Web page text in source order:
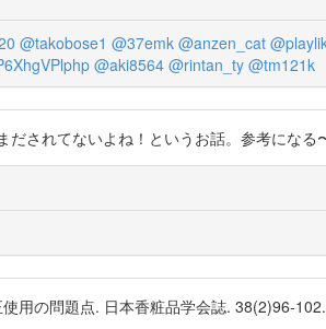
@takobose1 @37emk @anzen_cat
@aki8564 @rintan_ty @tm121k
されてないよね！というお話。参考にな
用の問題点. 日本香粧品学会誌. 38(2)96-